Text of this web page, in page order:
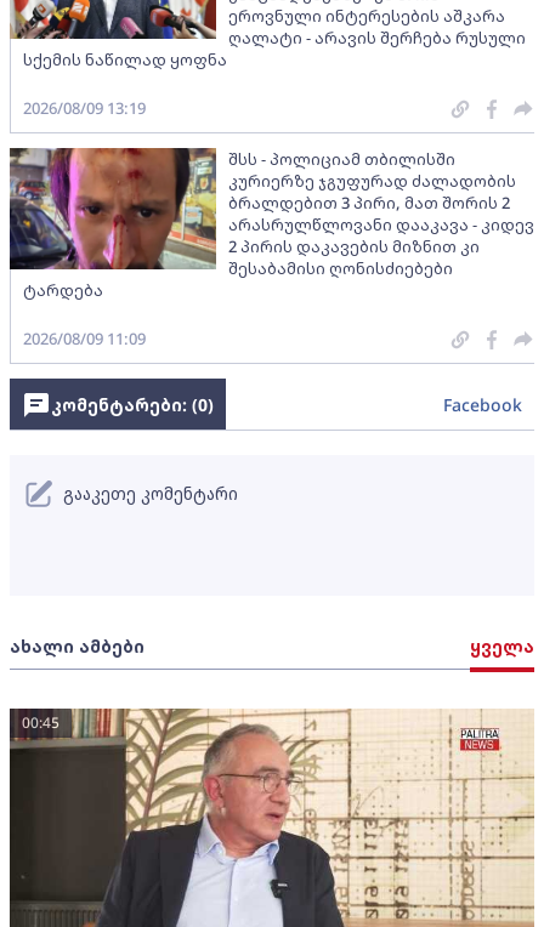
ეროვნული ინტერესების აშკარა
ღალატი - არავის შერჩება რუსული
სქემის ნაწილად ყოფნა
2026/08/09 13:19
შსს - პოლიციამ თბილისში
კურიერზე ჯგუფურად ძალადობის
ბრალდებით 3 პირი, მათ შორის 2
არასრულწლოვანი დააკავა - კიდევ
2 პირის დაკავების მიზნით კი
შესაბამისი ღონისძიებები
ტარდება
2026/08/09 11:09
ახალი ამბები ყველა
00:45
კომენტარები: (0) Facebook
გააკეთე კომენტარი